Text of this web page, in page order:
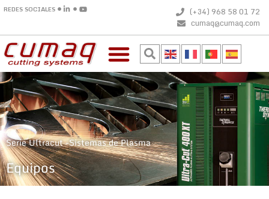
REDES SOCIALES
(+34) 968 58 01 72
cumaq@cumaq.com
Serie Ultracut -Sistemas de Plasma
Equipos